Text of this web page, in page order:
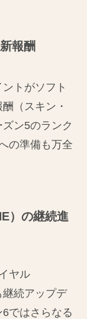
報酬
トがソフト
（スキン・
ン5のランク
の準備も万全
）の継続進
ヤル
継続アップデ
ではさらなる